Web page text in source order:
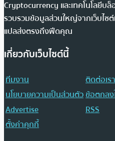
Cryptocurrency และเทคโนโลยีบ
รวบรวมข้อมูลส่วนใหญ่จากเว็บไซต์
แปลส่งตรงถึงฟีดคุณ
เกี่ยวกับเว็บไซต์นี้
ทีมงาน
ติดต่อเรา
นโยบายความเป็นส่วนตัวข้อตกลง
Advertise
RSS
ตั้งค่าคุกกี้